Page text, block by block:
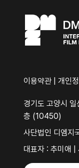
이용약관 개인
경기도 고양시
층 (10450)
사단법인 디엠지
대표자 : 추미애